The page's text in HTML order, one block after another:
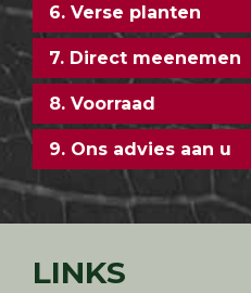
6. Verse planten
7. Direct meenemen
8. Voorraad
9. Ons advies aan u
LINKS